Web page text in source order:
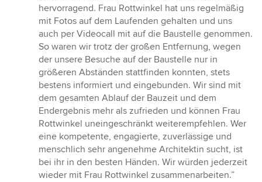
hervorragend. Frau Rottwinkel hat uns regelmäßig
mit Fotos auf dem Laufenden gehalten und uns
auch per Videocall mit auf die Baustelle genommen.
So waren wir trotz der großen Entfernung, wegen
der unsere Besuche auf der Baustelle nur in
größeren Abständen stattfinden konnten, stets
bestens informiert und eingebunden. Wir sind mit
dem gesamten Ablauf der Bauzeit und dem
Endergebnis mehr als zufrieden und können Frau
Rottwinkel uneingeschränkt weiterempfehlen. Wer
eine kompetente, engagierte, zuverlässige und
menschlich sehr angenehme Architektin sucht, ist
bei ihr in den besten Händen. Wir würden jederzeit
wieder mit Frau Rottwinkel zusammenarbeiten.”